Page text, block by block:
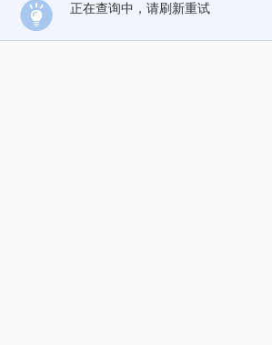
正在查询中，请刷新重试